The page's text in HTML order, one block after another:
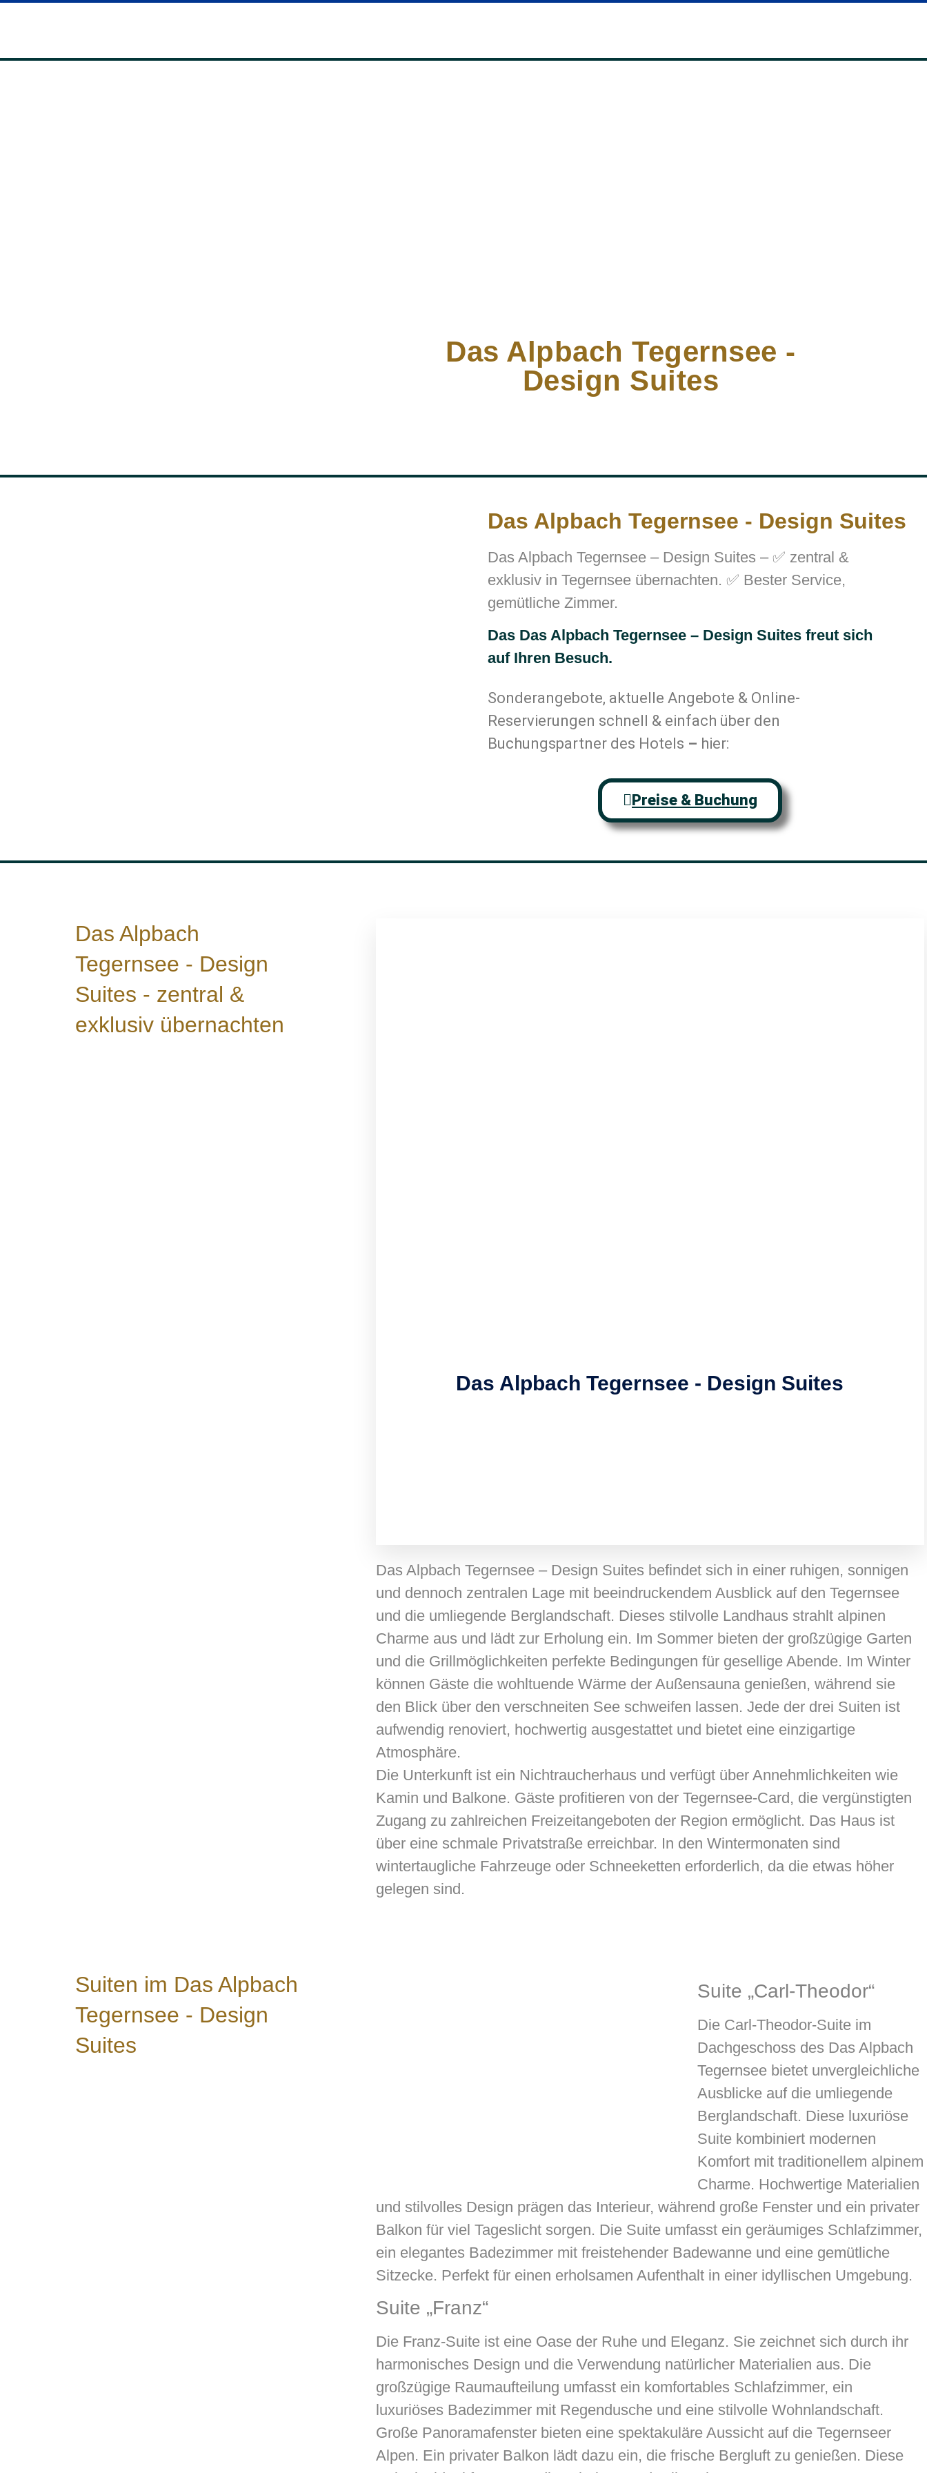
Das Alpbach Tegernsee -
Design Suites
Das Alpbach Tegernsee - Design Suites
Das Alpbach Tegernsee – Design Suites – ✅ zentral &
exklusiv in Tegernsee übernachten. ✅ Bester Service,
gemütliche Zimmer.
Das Das Alpbach Tegernsee – Design Suites freut sich
auf Ihren Besuch.
Sonderangebote, aktuelle Angebote & Online-
Reservierungen schnell & einfach über den
Buchungspartner des Hotels – hier:
Preise & Buchung
Das Alpbach
Tegernsee - Design
Suites - zentral &
exklusiv übernachten
Das Alpbach Tegernsee - Design Suites
Das Alpbach Tegernsee – Design Suites befindet sich in einer ruhigen, sonnigen
und dennoch zentralen Lage mit beeindruckendem Ausblick auf den Tegernsee
und die umliegende Berglandschaft. Dieses stilvolle Landhaus strahlt alpinen
Charme aus und lädt zur Erholung ein. Im Sommer bieten der großzügige Garten
und die Grillmöglichkeiten perfekte Bedingungen für gesellige Abende. Im Winter
können Gäste die wohltuende Wärme der Außensauna genießen, während sie
den Blick über den verschneiten See schweifen lassen. Jede der drei Suiten ist
aufwendig renoviert, hochwertig ausgestattet und bietet eine einzigartige
Atmosphäre.
Die Unterkunft ist ein Nichtraucherhaus und verfügt über Annehmlichkeiten wie
Kamin und Balkone. Gäste profitieren von der Tegernsee-Card, die vergünstigten
Zugang zu zahlreichen Freizeitangeboten der Region ermöglicht. Das Haus ist
über eine schmale Privatstraße erreichbar. In den Wintermonaten sind
wintertaugliche Fahrzeuge oder Schneeketten erforderlich, da die etwas höher
gelegen sind.
Suiten im Das Alpbach
Tegernsee - Design
Suites
Suite „Carl-Theodor“
Die Carl-Theodor-Suite im
Dachgeschoss des Das Alpbach
Tegernsee bietet unvergleichliche
Ausblicke auf die umliegende
Berglandschaft. Diese luxuriöse
Suite kombiniert modernen
Komfort mit traditionellem alpinem
Charme. Hochwertige Materialien
und stilvolles Design prägen das Interieur, während große Fenster und ein privater
Balkon für viel Tageslicht sorgen. Die Suite umfasst ein geräumiges Schlafzimmer,
ein elegantes Badezimmer mit freistehender Badewanne und eine gemütliche
Sitzecke. Perfekt für einen erholsamen Aufenthalt in einer idyllischen Umgebung.
Suite „Franz“
Die Franz-Suite ist eine Oase der Ruhe und Eleganz. Sie zeichnet sich durch ihr
harmonisches Design und die Verwendung natürlicher Materialien aus. Die
großzügige Raumaufteilung umfasst ein komfortables Schlafzimmer, ein
luxuriöses Badezimmer mit Regendusche und eine stilvolle Wohnlandschaft.
Große Panoramafenster bieten eine spektakuläre Aussicht auf die Tegernseer
Alpen. Ein privater Balkon lädt dazu ein, die frische Bergluft zu genießen. Diese